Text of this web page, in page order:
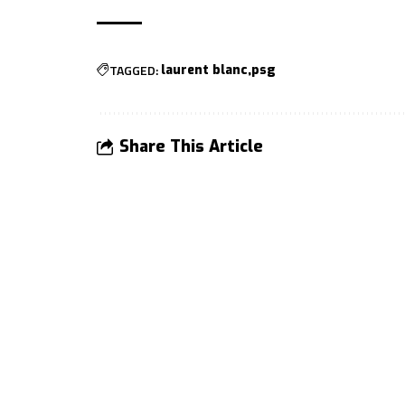
TAGGED: laurent blanc psg
Share This Article